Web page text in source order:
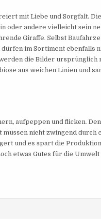
mit Liebe und Sorgfalt.
oder andere vielleicht sein
Giraffe. Selbst
im Sortiment ebenfalls
die Bilder ursprünglich
aus weichen Linien und
aufpeppen und flicken.
nicht zwingend
und es spart die
etwas Gutes für die Umwelt